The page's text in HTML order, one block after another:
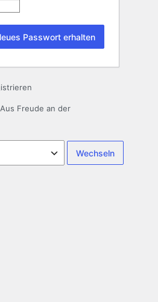
Freude an der